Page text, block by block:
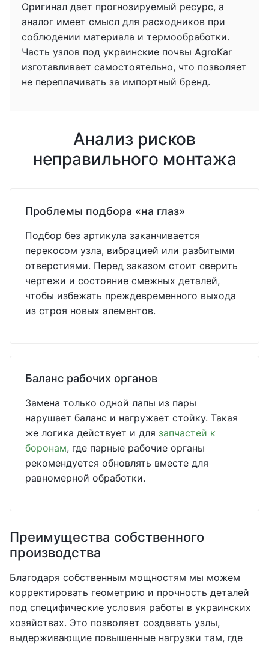
Оригинал дает прогнозируемый ресурс, а
аналог имеет смысл для расходников при
соблюдении материала и термообработки.
Часть узлов под украинские почвы AgroKar
изготавливает самостоятельно, что позволяет
не переплачивать за импортный бренд.
Анализ рисков
неправильного монтажа
Проблемы подбора «на глаз»
Подбор без артикула заканчивается
перекосом узла, вибрацией или разбитыми
отверстиями. Перед заказом стоит сверить
чертежи и состояние смежных деталей,
чтобы избежать преждевременного выхода
из строя новых элементов.
Баланс рабочих органов
Замена только одной лапы из пары
нарушает баланс и нагружает стойку. Такая
же логика действует и для запчастей к
боронам, где парные рабочие органы
рекомендуется обновлять вместе для
равномерной обработки.
Преимущества собственного
производства
Благодаря собственным мощностям мы можем
корректировать геометрию и прочность деталей
под специфические условия работы в украинских
хозяйствах. Это позволяет создавать узлы,
выдерживающие повышенные нагрузки там, где